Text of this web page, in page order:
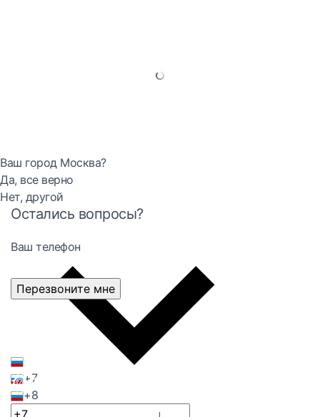
Ваш город Москва?
Да, все верно
Нет, другой
Остались вопросы?
Ваш телефон
+7
+8
Перезвоните мне